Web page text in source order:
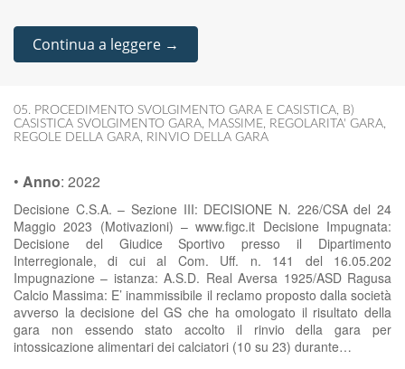
Continua a leggere →
05. PROCEDIMENTO SVOLGIMENTO GARA E CASISTICA, B)
CASISTICA SVOLGIMENTO GARA, MASSIME, REGOLARITA' GARA,
REGOLE DELLA GARA, RINVIO DELLA GARA
• Anno: 2022
Decisione C.S.A. – Sezione III: DECISIONE N. 226/CSA del 24
Maggio 2023 (Motivazioni) – www.figc.it Decisione Impugnata:
Decisione del Giudice Sportivo presso il Dipartimento
Interregionale, di cui al Com. Uff. n. 141 del 16.05.202
Impugnazione – istanza: A.S.D. Real Aversa 1925/ASD Ragusa
Calcio Massima: E’ inammissibile il reclamo proposto dalla società
avverso la decisione del GS che ha omologato il risultato della
gara non essendo stato accolto il rinvio della gara per
intossicazione alimentari dei calciatori (10 su 23) durante…